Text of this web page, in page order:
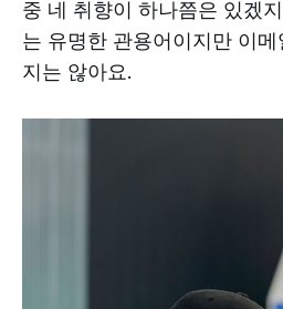
중 네 취향이 하나쯤은 있겠지
는 유명한 관용어이지만 이메
지는 않아요.